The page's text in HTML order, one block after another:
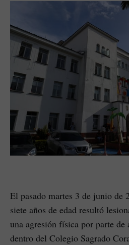
El pasado martes 3 de junio de
siete años de edad resultó
una agresión física por parte de
dentro del Colegio Sagrado